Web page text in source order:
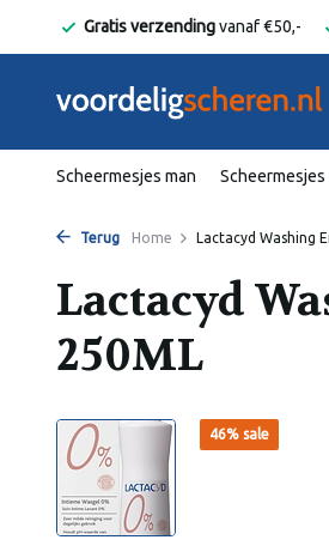
Gratis verzendingvanaf €50,-
Scheermesjes man
Terug Home Lactacyd Washing
Lactacyd
250ML
46% sale